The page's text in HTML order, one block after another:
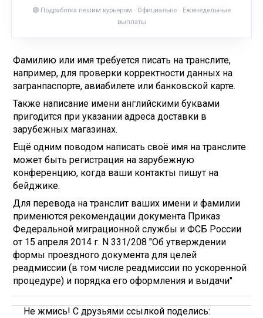
🟣 Подработка пешим курьером · Официально · Еженедельные
выплаты
Фамилию или имя требуется писать на транслите,
например, для проверки корректности данных на
загранпаспорте, авиабилете или банковской карте.
Также написание имени английскими буквами
пригодится при указании адреса доставки в
зарубежных магазинах.
Ещё одним поводом написать своё имя на транслите
может быть регистрация на зарубежную
конференцию, когда ваши контакты пишут на
бейджике.
Для перевода на транслит ваших имени и фамилии
применются рекомендации документа Приказ
Федеральной миграционной службы и ФСБ России
от 15 апреля 2014 г. N 331/208 "Об утверждении
формы проездного документа для целей
реадмиссии (в том числе реадмиссии по ускоренной
процедуре) и порядка его оформления и выдачи"
Не жмись! С друзьями ссылкой поделись: